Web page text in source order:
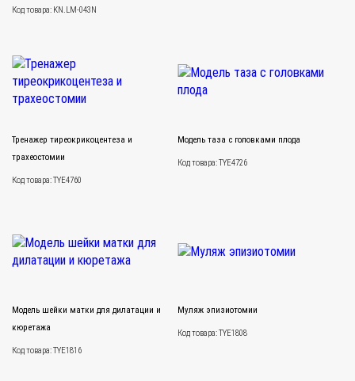
Код товара: KN.LM-043N
Тренажер тиреокрикоцентеза и
трахеостомии
Код товара: TYE4760
Модель таза с головками плода
Код товара: TYE4726
Модель шейки матки для дилатации и
кюретажа
Код товара: TYE1816
Муляж эпизиотомии
Код товара: TYE1808